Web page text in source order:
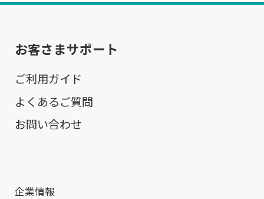
お客さまサポート
ご利用ガイド
よくあるご質問
お問い合わせ
企業情報